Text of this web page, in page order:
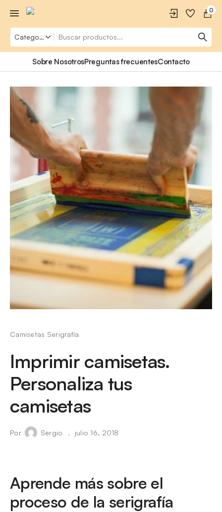
0
Sobre NosotrosPreguntas frecuentesContacto
Camisetas Serigrafía
Imprimir camisetas.
Personaliza tus
camisetas
Por Sergio julio 16, 2018
Aprende más sobre el
proceso de la serigrafía